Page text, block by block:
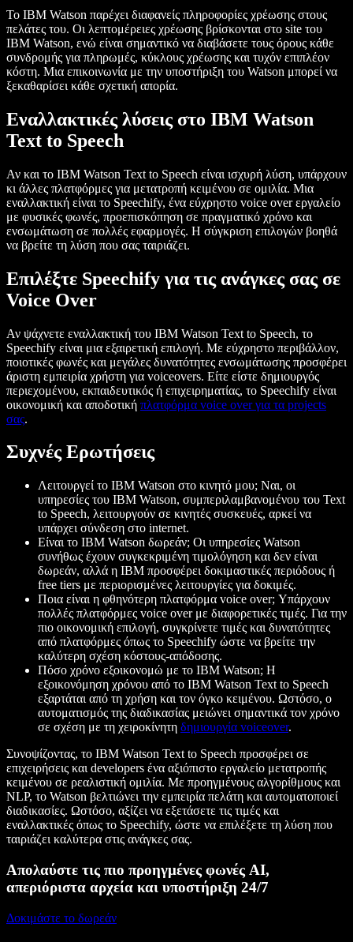
Το IBM Watson παρέχει διαφανείς πληροφορίες χρέωσης στους
πελάτες του. Οι λεπτομέρειες χρέωσης βρίσκονται στο site του
IBM Watson, ενώ είναι σημαντικό να διαβάσετε τους όρους κάθε
συνδρομής για πληρωμές, κύκλους χρέωσης και τυχόν επιπλέον
κόστη. Μια επικοινωνία με την υποστήριξη του Watson μπορεί να
ξεκαθαρίσει κάθε σχετική απορία.
Εναλλακτικές λύσεις στο IBM Watson
Text to Speech
Αν και το IBM Watson Text to Speech είναι ισχυρή λύση, υπάρχουν
κι άλλες πλατφόρμες για μετατροπή κειμένου σε ομιλία. Μια
εναλλακτική είναι το Speechify, ένα εύχρηστο voice over εργαλείο
με φυσικές φωνές, προεπισκόπηση σε πραγματικό χρόνο και
ενσωμάτωση σε πολλές εφαρμογές. Η σύγκριση επιλογών βοηθά
να βρείτε τη λύση που σας ταιριάζει.
Επιλέξτε Speechify για τις ανάγκες σας σε
Voice Over
Αν ψάχνετε εναλλακτική του IBM Watson Text to Speech, το
Speechify είναι μια εξαιρετική επιλογή. Με εύχρηστο περιβάλλον,
ποιοτικές φωνές και μεγάλες δυνατότητες ενσωμάτωσης προσφέρει
άριστη εμπειρία χρήστη για voiceovers. Είτε είστε δημιουργός
περιεχομένου, εκπαιδευτικός ή επιχειρηματίας, το Speechify είναι
οικονομική και αποδοτική πλατφόρμα voice over για τα projects
σας.
Συχνές Ερωτήσεις
Λειτουργεί το IBM Watson στο κινητό μου; Ναι, οι
υπηρεσίες του IBM Watson, συμπεριλαμβανομένου του Text
to Speech, λειτουργούν σε κινητές συσκευές, αρκεί να
υπάρχει σύνδεση στο internet.
Είναι το IBM Watson δωρεάν; Οι υπηρεσίες Watson
συνήθως έχουν συγκεκριμένη τιμολόγηση και δεν είναι
δωρεάν, αλλά η IBM προσφέρει δοκιμαστικές περιόδους ή
free tiers με περιορισμένες λειτουργίες για δοκιμές.
Ποια είναι η φθηνότερη πλατφόρμα voice over; Υπάρχουν
πολλές πλατφόρμες voice over με διαφορετικές τιμές. Για την
πιο οικονομική επιλογή, συγκρίνετε τιμές και δυνατότητες
από πλατφόρμες όπως το Speechify ώστε να βρείτε την
καλύτερη σχέση κόστους-απόδοσης.
Πόσο χρόνο εξοικονομώ με το IBM Watson; Η
εξοικονόμηση χρόνου από το IBM Watson Text to Speech
εξαρτάται από τη χρήση και τον όγκο κειμένου. Ωστόσο, ο
αυτοματισμός της διαδικασίας μειώνει σημαντικά τον χρόνο
σε σχέση με τη χειροκίνητη δημιουργία voiceover.
Συνοψίζοντας, το IBM Watson Text to Speech προσφέρει σε
επιχειρήσεις και developers ένα αξιόπιστο εργαλείο μετατροπής
κειμένου σε ρεαλιστική ομιλία. Με προηγμένους αλγορίθμους και
NLP, το Watson βελτιώνει την εμπειρία πελάτη και αυτοματοποιεί
διαδικασίες. Ωστόσο, αξίζει να εξετάσετε τις τιμές και
εναλλακτικές όπως το Speechify, ώστε να επιλέξετε τη λύση που
ταιριάζει καλύτερα στις ανάγκες σας.
Απολαύστε τις πιο προηγμένες φωνές AI,
απεριόριστα αρχεία και υποστήριξη 24/7
Δοκιμάστε το δωρεάν